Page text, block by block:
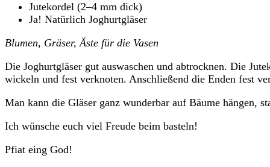
Jutekordel (2–4 mm dick)
Ja! Natürlich Joghurtgläser
Blumen, Gräser, Äste für die Vasen
Die Joghurtgläser gut auswaschen und abtrocknen. Die
wickeln und fest verknoten. Anschließend die Enden fest
Man kann die Gläser ganz wunderbar auf Bäume hängen,
Ich wünsche euch viel Freude beim basteln!
Pfiat eing God!